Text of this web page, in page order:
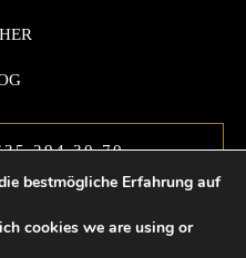
294 30 70
bestmögliche Erfahrung auf
cookies we are using or